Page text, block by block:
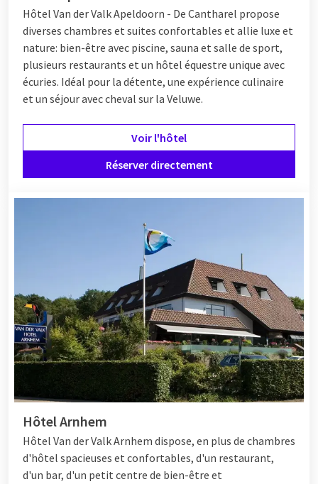
Hôtel Van der Valk Apeldoorn - De Cantharel propose
diverses chambres et suites confortables et allie luxe et
nature: bien-être avec piscine, sauna et salle de sport,
plusieurs restaurants et un hôtel équestre unique avec
écuries. Idéal pour la détente, une expérience culinaire
et un séjour avec cheval sur la Veluwe.
Voir l'hôtel
Réserver directement
Hôtel Arnhem
Hôtel Van der Valk Arnhem dispose, en plus de chambres
d'hôtel spacieuses et confortables, d'un restaurant,
d'un bar, d'un petit centre de bien-être et